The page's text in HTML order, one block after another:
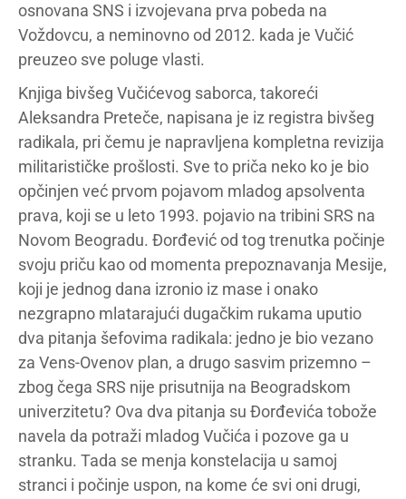
osnovana SNS i izvojevana prva pobeda na
Voždovcu, a neminovno od 2012. kada je Vučić
preuzeo sve poluge vlasti.
Knjiga bivšeg Vučićevog saborca, takoreći
Aleksandra Preteče, napisana je iz registra bivšeg
radikala, pri čemu je napravljena kompletna revizija
militarističke prošlosti. Sve to priča neko ko je bio
opčinjen već prvom pojavom mladog apsolventa
prava, koji se u leto 1993. pojavio na tribini SRS na
Novom Beogradu. Đorđević od tog trenutka počinje
svoju priču kao od momenta prepoznavanja Mesije,
koji je jednog dana izronio iz mase i onako
nezgrapno mlatarajući dugačkim rukama uputio
dva pitanja šefovima radikala: jedno je bio vezano
za Vens-Ovenov plan, a drugo sasvim prizemno –
zbog čega SRS nije prisutnija na Beogradskom
univerzitetu? Ova dva pitanja su Đorđevića tobože
navela da potraži mladog Vučića i pozove ga u
stranku. Tada se menja konstelacija u samoj
stranci i počinje uspon, na kome će svi oni drugi,